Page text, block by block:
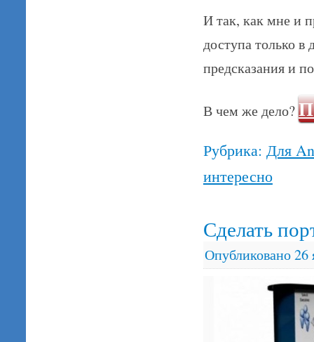
И так, как мне и
доступа только в
предсказания и
В чем же дело?
Рубрика: Для
интересно
Сделать
Опубликовано26